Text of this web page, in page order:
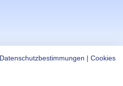
Datenschutzbestimmungen Cookies